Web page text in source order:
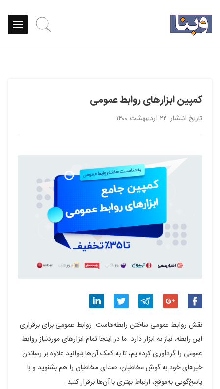
کمپین ابزارهای روابط عمومی
تاریخ انتشار: ۲۲ اردیبهشت ۱۴۰۰
گذاری
در
فیسبوک
گذاری
در
گوگل
گذاری
در
تلگرام
گذاری
در
توییتر
گذاری
در
لینکدین
نقش روابط عمومی ساختن رابطه‌هاست. روابط عمومی برای برقراری
این رابطه، نیاز به ابزار دارد. ما در اینجا تمام ابزارهای موردنیاز روابط
عمومی را گردآوری کرده‌ایم، تا به کمک آن‌ها بتوانید علاوه بر رساندن
خبرهای خود به گوش مخاطبان، صدای مخاطبان را هم بشنوید و با
پاسخ‌گویی به‌موقع، ارتباط بهتری با آن‌ها برقرار کنید.